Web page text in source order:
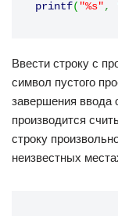
printf( "%s" ,
Ввести строку с
символ пустого
завершения ввода
производится
строку
неизвестных